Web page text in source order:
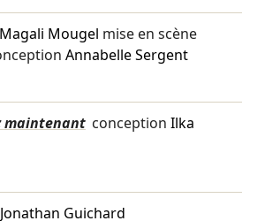
Magali Mougel mise en scène
Annabelle Sergent
maintenant conception Ilka
Jonathan Guichard